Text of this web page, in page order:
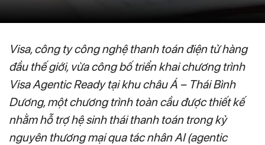
Visa, công ty công nghệ thanh toán điện tử hàng
đầu thế giới, vừa công bố triển khai chương trình
Visa Agentic Ready tại khu châu Á – Thái Bình
Dương, một chương trình toàn cầu được thiết kế
nhằm hỗ trợ hệ sinh thái thanh toán trong kỷ
nguyên thương mại qua tác nhân AI (agentic